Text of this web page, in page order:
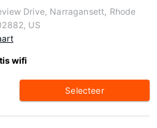
Drive, Narragansett, Rhode
US
wifi
Selecteer